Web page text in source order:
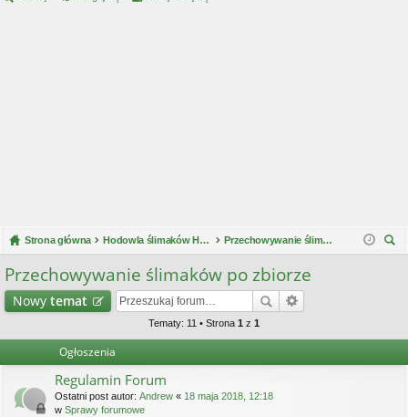
Strona główna Hodowla ślimaków Helix Aspersa Müller / Maxima
Przechowywanie ślimaków po zbiorze
Przechowywanie ślimaków po zbiorze
Nowy temat
Tematy: 11 • Strona 1 z 1
Ogłoszenia
Regulamin Forum
Ostatni post autor: Andrew « 18 maja 2018, 12:18
w Sprawy forumowe